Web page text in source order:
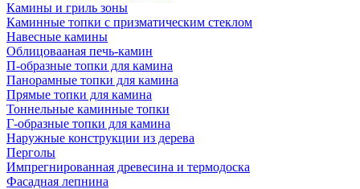
Камины и гриль зоны
Каминные топки с призматическим стеклом
Навесные камины
Облицовааная печь-камин
П-образные топки для камина
Панорамные топки для камина
Прямые топки для камина
Тоннельные каминные топки
Г-образные топки для камина
Наружные конструкции из дерева
Перголы
Импрегнированная древесина и термодоска
Фасадная лепнина